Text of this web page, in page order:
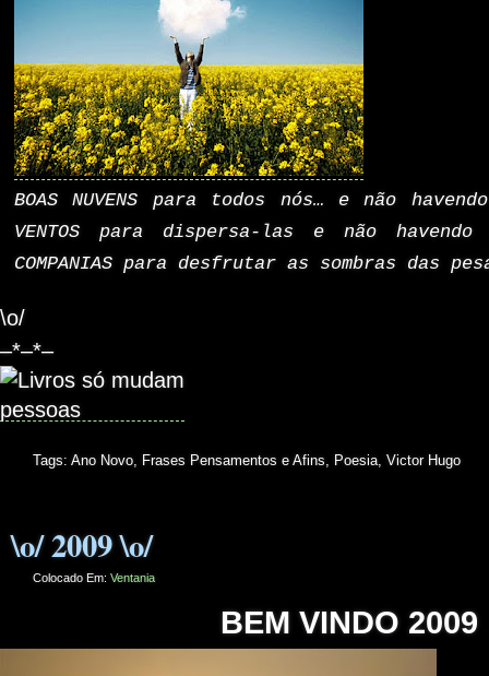
BOAS NUVENS para todos nós…
e não
VENTOS para dispersa-las
e não havendo
COMPANIAS para desfrutar as sombras das
\o/
–*–*–
Tags: Ano Novo Frases Pensamentos e Afins Poesia Victor Hugo
\o/ 2009 \o/
Colocado Em: Ventania
BEM VINDO 2009